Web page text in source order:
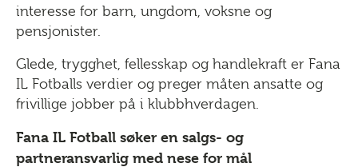
interesse for barn, ungdom, voksne og
pensjonister.
Glede, trygghet, fellesskap og handlekraft er Fana
IL Fotballs verdier og preger måten ansatte og
frivillige jobber på i klubbhverdagen.
Fana IL Fotball søker en salgs- og
partneransvarlig med nese for mål